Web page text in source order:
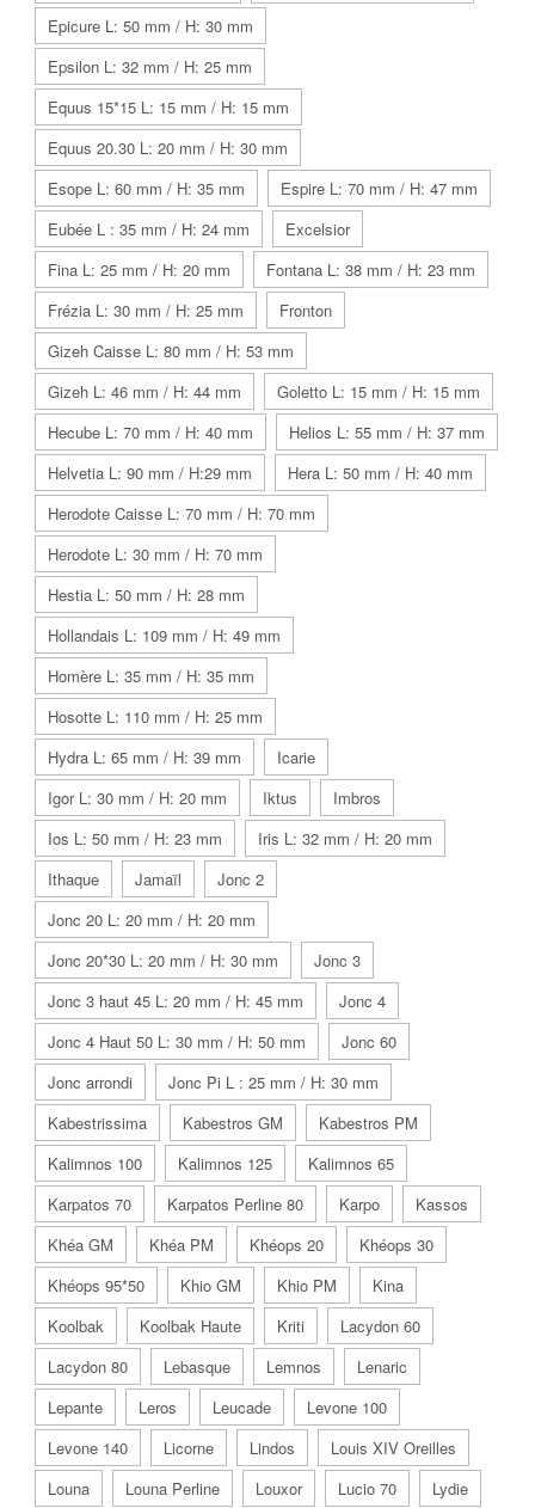
Epicure L: 50 mm / H: 30 mm
Epsilon L: 32 mm / H: 25 mm
Equus 15*15 L: 15 mm / H: 15 mm
Equus 20.30 L: 20 mm / H: 30 mm
Esope L: 60 mm / H: 35 mm
Espire L: 70 mm / H: 47 mm
Eubée L : 35 mm / H: 24 mm
Excelsior
Fina L: 25 mm / H: 20 mm
Fontana L: 38 mm / H: 23 mm
Frézia L: 30 mm / H: 25 mm
Fronton
Gizeh Caisse L: 80 mm / H: 53 mm
Gizeh L: 46 mm / H: 44 mm
Goletto L: 15 mm / H: 15 mm
Hecube L: 70 mm / H: 40 mm
Helios L: 55 mm / H: 37 mm
Helvetia L: 90 mm / H:29 mm
Hera L: 50 mm / H: 40 mm
Herodote Caisse L: 70 mm / H: 70 mm
Herodote L: 30 mm / H: 70 mm
Hestia L: 50 mm / H: 28 mm
Hollandais L: 109 mm / H: 49 mm
Homère L: 35 mm / H: 35 mm
Hosotte L: 110 mm / H: 25 mm
Hydra L: 65 mm / H: 39 mm
Icarie
Igor L: 30 mm / H: 20 mm
Iktus
Imbros
Ios L: 50 mm / H: 23 mm
Iris L: 32 mm / H: 20 mm
Ithaque
Jamaïl
Jonc 2
Jonc 20 L: 20 mm / H: 20 mm
Jonc 20*30 L: 20 mm / H: 30 mm
Jonc 3
Jonc 3 haut 45 L: 20 mm / H: 45 mm
Jonc 4
Jonc 4 Haut 50 L: 30 mm / H: 50 mm
Jonc 60
Jonc arrondi
Jonc Pi L : 25 mm / H: 30 mm
Kabestrissima
Kabestros GM
Kabestros PM
Kalimnos 100
Kalimnos 125
Kalimnos 65
Karpatos 70
Karpatos Perline 80 Karpo
Kassos
Khéa GM
Khéa PM Khéops 20
Khéops 30
Khéops 95*50
Khio GM Khio PM
Kina
Koolbak
Koolbak Haute Kriti
Lacydon 60
Lacydon 80
Lebasque Lemnos
Lenaric
Lepante
Leros Leucade
Levone 100
Levone 140
Licorne Lindos
Louis XIV Oreilles
Louna
Louna Perline Louxor Lucio 70
Lydie